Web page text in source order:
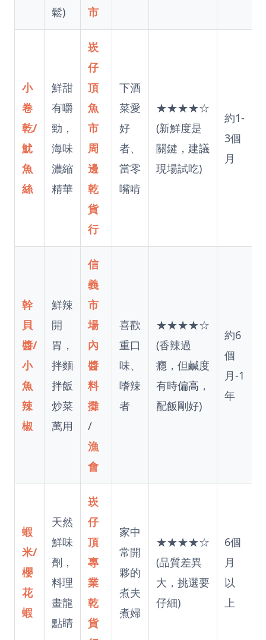
鬆) 市
小
卷
乾/
魷
魚
絲
鮮甜
有嚼
勁，
海味
濃縮
精華
崁
仔
頂
魚
市
周
邊
乾
貨
行
下酒
菜愛
好
者、
當零
嘴啃
★★★★☆
(新鮮度是
關鍵，建議
現場試吃)
約1-
3個
月
幹
貝
醬/
小
魚
辣
椒
鮮辣
開
胃，
拌麵
拌飯
炒菜
萬用
信
義
市
場
內
醬
料
攤
/
漁
會
喜歡
重口
味、
嗜辣
者
★★★★☆
(香辣過
癮，但鹹度
有時偏高，
配飯剛好)
約6
個
月-1
年
蝦
米/
櫻
花
蝦
天然
鮮味
劑，
料理
畫龍
點睛
崁
仔
頂
專
業
乾
貨
家中
常開
夥的
煮夫
煮婦
★★★★☆
(品質差異
大，挑選要
仔細)
6個
月
以
上